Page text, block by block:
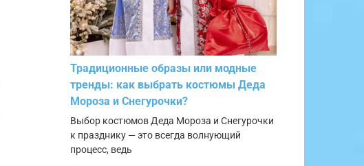
Традиционные образы или модные
тренды: как выбрать костюмы Деда
Мороза и Снегурочки?
Выбор костюмов Деда Мороза и Снегурочки
к празднику — это всегда волнующий
процесс, ведь